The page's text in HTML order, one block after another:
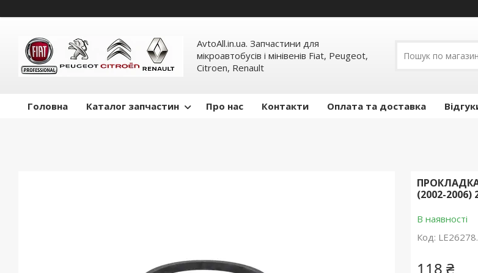
AvtoAll.in.ua. Запчастини для
мікроавтобусів і мінівенів Fiat, Peugeot,
Citroen, Renault
Головна Каталог запчастин Про нас Контакти Оплата та доставка
(2002-2006)
В наявності
Код:
118 ₴